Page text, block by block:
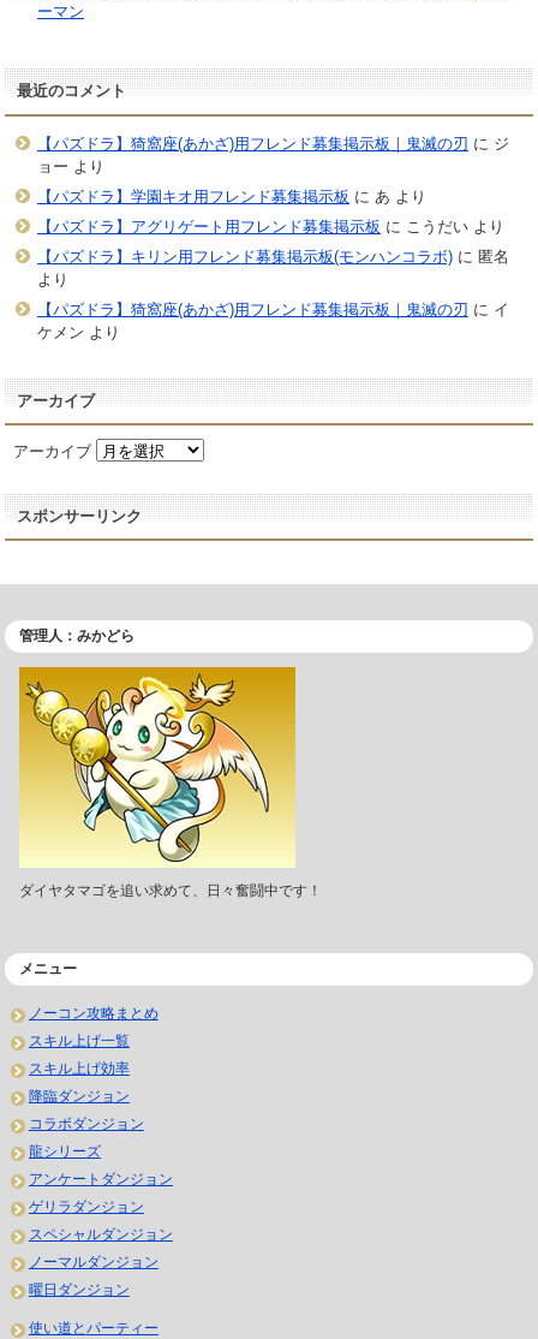
ーマン
最近のコメント
【パズドラ】猗窩座(あかざ)用フレンド募集掲示板｜鬼滅の刃 に ジ
ョー より
【パズドラ】学園キオ用フレンド募集掲示板 に あ より
【パズドラ】アグリゲート用フレンド募集掲示板 に こうだいより
【パズドラ】キリン用フレンド募集掲示板(モンハンコラボ)に 匿名
より
【パズドラ】猗窩座(あかざ)用フレンド募集掲示板｜鬼滅の刃 に イ
ケメン より
アーカイブ
アーカイブ
スポンサーリンク
管理人：みかどら
ダイヤタマゴを追い求めて、日々奮闘中です！
メニュー
ノーコン攻略まとめ
スキル上げ一覧
スキル上げ効率
降臨ダンジョン
コラボダンジョン
龍シリーズ
アンケートダンジョン
ゲリラダンジョン
スペシャルダンジョン
ノーマルダンジョン
曜日ダンジョン
使い道とパーティー